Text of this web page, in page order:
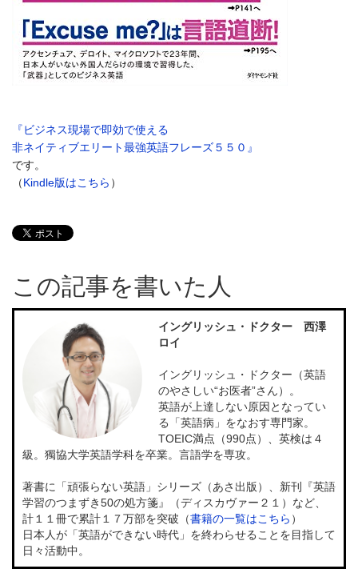
『ビジネス現場で即効で使える
非ネイティブエリート最強英語フレーズ５５０』
です。
（Kindle版はこちら ）
この記事を書いた人
イングリッシュ・ドクター 西澤
ロイ
イングリッシュ・ドクター（英語
のやさしい“お医者”さん）。
英語が上達しない原因となってい
る「英語病」をなおす専門家。
TOEIC満点（990点）、英検は４
級。獨協大学英語学科を卒業。言語学を専攻。
著書に「頑張らない英語」シリーズ（あさ出版）、新刊『英語
学習のつまずき50の処方箋』（ディスカヴァー２１）など、
計１１冊で累計１７万部を突破（書籍の一覧はこちら ）
日本人が「英語ができない時代」を終わらせることを目指して
日々活動中。